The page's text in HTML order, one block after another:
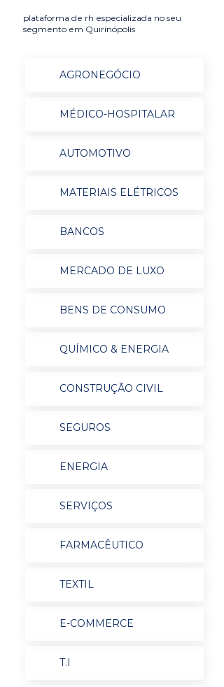
plataforma de rh especializada no seu
segmento em Quirinópolis
AGRONEGÓCIO
MÉDICO-HOSPITALAR
AUTOMOTIVO
MATERIAIS ELÉTRICOS
BANCOS
MERCADO DE LUXO
BENS DE CONSUMO
QUÍMICO & ENERGIA
CONSTRUÇÃO CIVIL
SEGUROS
ENERGIA
SERVIÇOS
FARMACÊUTICO
TEXTIL
E-COMMERCE
T.I